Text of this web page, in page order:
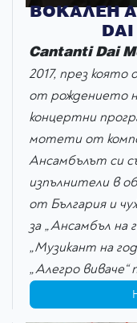
ВОКАЛЕН
DAI
Cantanti Dai
2017, през
от рождението
концертни
мотети от
Ансамбълът си
изпълнители в
от България и
за „Ансамбъл на
„Музикант на
„Алегро виваче“